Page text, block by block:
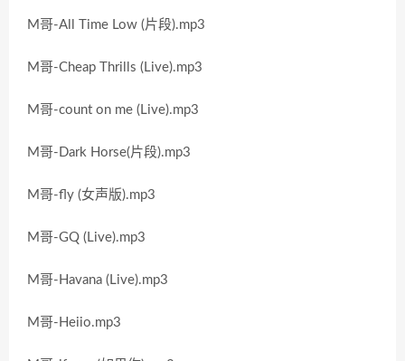
M哥-All Time Low (片段).mp3
M哥-Cheap Thrills (Live).mp3
M哥-count on me (Live).mp3
M哥-Dark Horse(片段).mp3
M哥-fly (女声版).mp3
M哥-GQ (Live).mp3
M哥-Havana (Live).mp3
M哥-Heiio.mp3